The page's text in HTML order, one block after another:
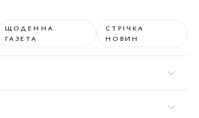
ЩОДЕННА
ГАЗЕТА
СТРІЧКА
НОВИН